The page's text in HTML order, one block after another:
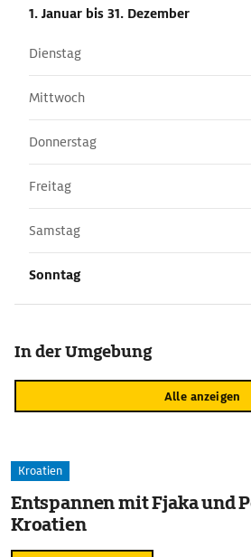
1. Januar bis 31. Dezember
Dienstag
Mittwoch
Donnerstag
Freitag
Samstag
Sonntag
In der Umgebung
Alle anzeigen
Kroatien
Entspannen mit Fjaka und
Kroatien